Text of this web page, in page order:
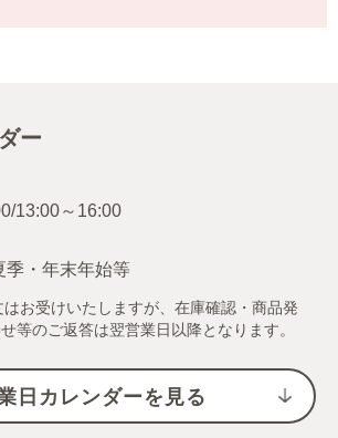
ー
季・年末年始等
お受けいたしますが、在庫確認・商品発
等のご返答は翌営業日以降となります。
日カレンダーを見る